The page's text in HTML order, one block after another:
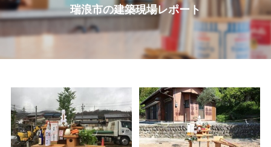
瑞浪市の建築現場レポート